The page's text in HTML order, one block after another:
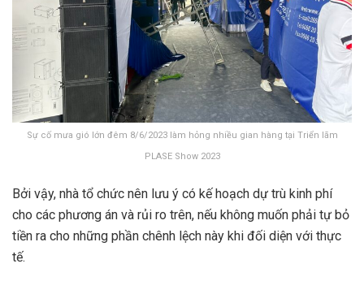
Sự cố mưa gió lớn đêm 8/6/2023 làm hỏng nhiều gian hàng tại Triển lãm
PLASE Show 2023
Bởi vậy, nhà tổ chức nên lưu ý có kế hoạch dự trù kinh phí
cho các phương án và rủi ro trên, nếu không muốn phải tự bỏ
tiền ra cho những phần chênh lệch này khi đối diện với thực
tế.